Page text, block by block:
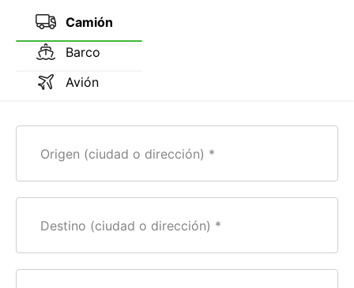
Camión
Barco
Avión
Origen (ciudad o dirección)
Destino (ciudad o dirección)